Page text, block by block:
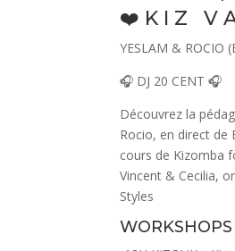
❤️ K I Z V
YESLAM & ROCIO
🎧 DJ 20 CENT 🎧
Découvrez la
Rocio, en direct de
cours de Kizomba
Vincent & Cecilia,
Styles
WORKSHOPS